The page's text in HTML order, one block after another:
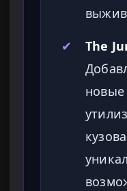
✔
The
новые